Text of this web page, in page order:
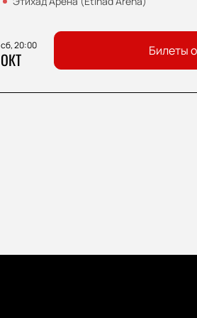
сб, 20:00
ОКТ Билеты